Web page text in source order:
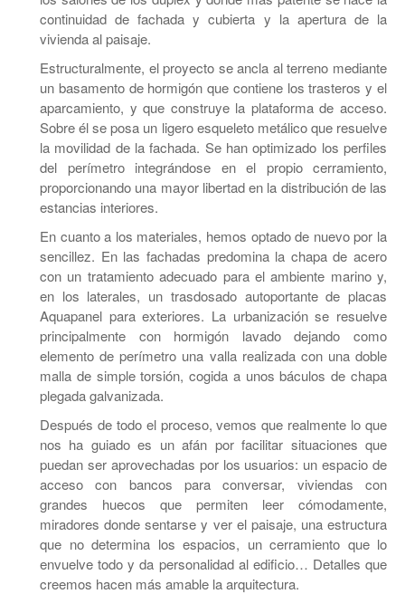
continuidad de fachada y cubierta y la apertura de la
vivienda al paisaje.
Estructuralmente, el proyecto se ancla al terreno mediante
un basamento de hormigón que contiene los trasteros y el
aparcamiento, y que construye la plataforma de acceso.
Sobre él se posa un ligero esqueleto metálico que resuelve
la movilidad de la fachada. Se han optimizado los perfiles
del perímetro integrándose en el propio cerramiento,
proporcionando una mayor libertad en la distribución de las
estancias interiores.
En cuanto a los materiales, hemos optado de nuevo por la
sencillez. En las fachadas predomina la chapa de acero
con un tratamiento adecuado para el ambiente marino y,
en los laterales, un trasdosado autoportante de placas
Aquapanel para exteriores. La urbanización se resuelve
principalmente con hormigón lavado dejando como
elemento de perímetro una valla realizada con una doble
malla de simple torsión, cogida a unos báculos de chapa
plegada galvanizada.
Después de todo el proceso, vemos que realmente lo que
nos ha guiado es un afán por facilitar situaciones que
puedan ser aprovechadas por los usuarios: un espacio de
acceso con bancos para conversar, viviendas con
grandes huecos que permiten leer cómodamente,
miradores donde sentarse y ver el paisaje, una estructura
que no determina los espacios, un cerramiento que lo
envuelve todo y da personalidad al edificio… Detalles que
creemos hacen más amable la arquitectura.